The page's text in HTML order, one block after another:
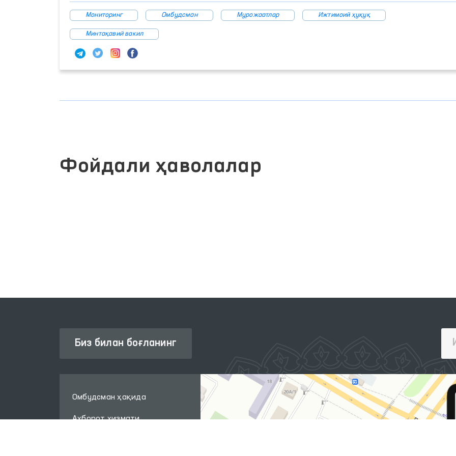
Мониторинг Омбудсман Мурожаатлар Ижтимоий ҳуқуқ
Минтақавий вакил
Фойдали ҳаволалар
Биз билан боғланинг
Омбудсман ҳақида
Ахборот хизмати